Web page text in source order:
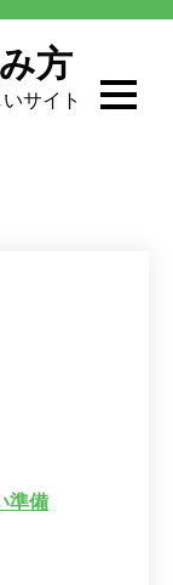
方
サイト
準備